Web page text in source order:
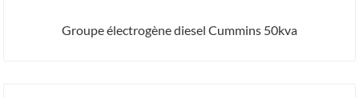
Groupe électrogène diesel Cummins 50kva